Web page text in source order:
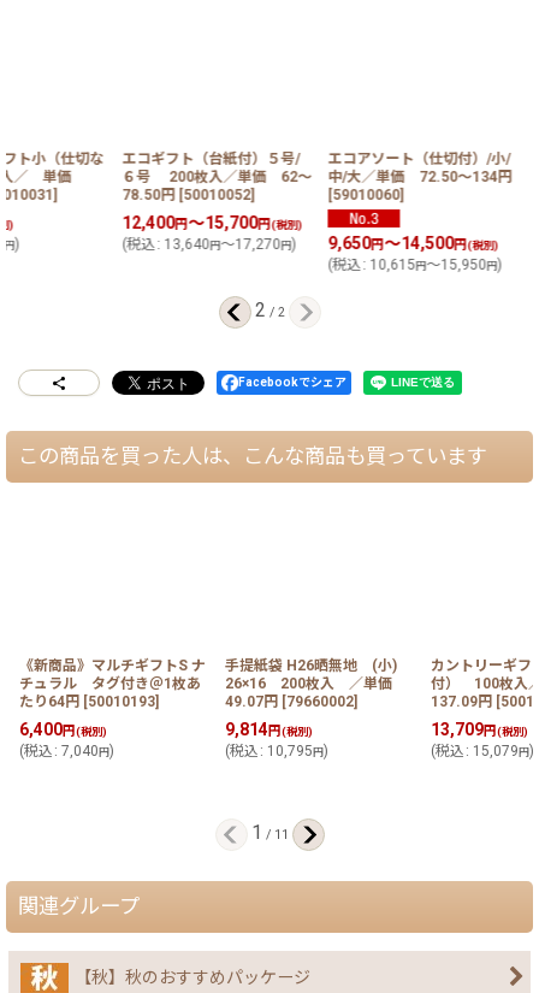
ト小（仕切な
／ 単価
]
)
円)
エコギフト（台紙付）５号/
６号 200枚入／単価 62〜
78.50円
50010052]
12,400円～15,700円(税別)
(税込: 13,640円～17,270円)
エコアソート（仕切付）/小/
中/大／単価 72.50〜134円
59010060]
9,650円～14,500円(税別)
(税込: 10,615円～15,950円)
2 / 2
Facebookでシェア
この商品を買った人は、こんな商品も買っています
《新商品》マルチギフトS ナ
チュラル タグ付き＠1枚あ
たり64円 [50010193]
6,400円(税別)
(税込 : 7,040円)
手提紙袋 H26晒無地 (小)
26×16 200枚入 ／単価
49.07円 [79660002]
9,814円(税別)
(税込 : 10,795円)
カントリーギフ
付） 100枚入
137.09円 [
13,709円(税別)
(税込 : 15,079円)
1 / 11
関連グループ
【秋】秋のおすすめパッケージ